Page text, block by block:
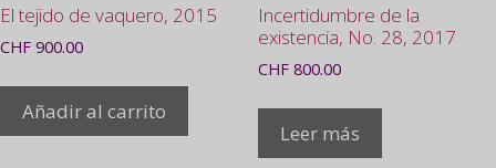
El tejido de vaquero, 2015
CHF 900.00
Añadir al carrito
Incertidumbre de la
existencia, No. 28, 2017
CHF800.00
Leer más